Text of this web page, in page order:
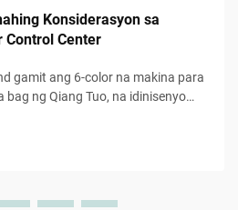
Konsiderasyon sa
Control Center
gamit ang 6-color na makina para
bag ng Qiang Tuo, na idinisenyo